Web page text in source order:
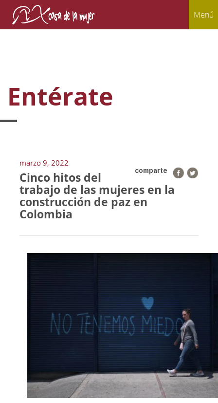
Menú
Entérate
marzo 9, 2022
comparte
Cinco hitos del
trabajo de las mujeres en la
construcción de paz en
Colombia